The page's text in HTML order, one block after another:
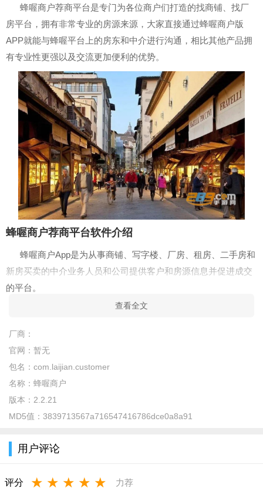
蜂喔商户荐商平台是专门为各位商户们打造的找商铺、找厂
房平台，拥有非常专业的房源来源，大家直接通过蜂喔商户版
APP就能与蜂喔平台上的房东和中介进行沟通，相比其他产品拥
有专业性更强以及交流更加便利的优势。
蜂喔商户荐商平台软件介绍
蜂喔商户App是为从事商铺、写字楼、厂房、租房、二手房和
新房买卖的中介业务人员和公司提供客户和房源信息并促进成交
的平台。
蜂喔商户荐商平台特色亮点
1、通过平台的多种收费和服务形式，同城百万业务员相互协
助来促进成交、不仅使客户成交速度加快，也使业务人员有了多
渠道的收入来源，相比传统中介业务收入更高。
2、0成本开店，0成本做业务，平台只按您的业绩收取小比例
管理服务费。
蜂喔商户荐商平台产品优势
查看全文
厂商：
官网： 暂无
包名： com.laijian.customer
名称： 蜂喔商户
版本： 2.2.21
MD5值： 3839713567a716547416786dce0a8a91
用户评论
评分 ★ ★ ★ ★ ★ 力荐